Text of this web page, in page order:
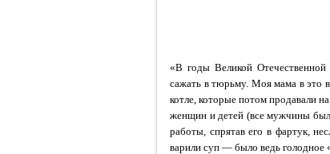
«В годы Великой
сажать в тюрьму. Моя мама в это
котле, которые потом продавали
женщин и детей (все мужчины
работы, спрятав его в фартук,
варили суп — было ведь голодное